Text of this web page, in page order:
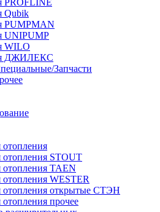
PROFLINE
Qubik
PUMPMAN
UNIPUMP
WILO
ДЖИЛЕКС
Запчасти
отопления STOUT
отопления TAEN
WESTER
отопления открытые СТЭН
прочее